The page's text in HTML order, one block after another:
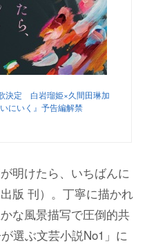
決定 白岩瑠姫×久間田琳加
にいく』予告編解禁
明けたら、いちばんに
版 刊）。丁寧に描かれ
な風景描写で圧倒的共
選ぶ文芸小説No1」に